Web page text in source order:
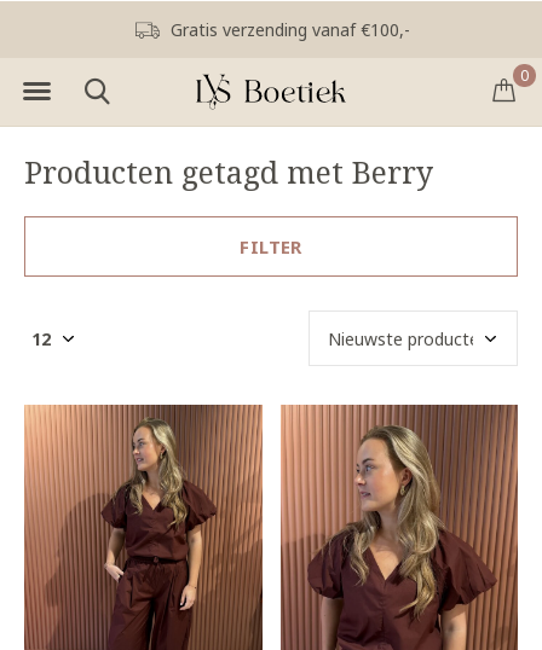
0
Gratis verzending vanaf €100,-
Producten getagd met Berry
FILTER